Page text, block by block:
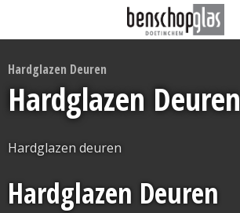
Hardglazen Deuren
Hardglazen Deuren
Hardglazen deuren
Hardglazen Deuren